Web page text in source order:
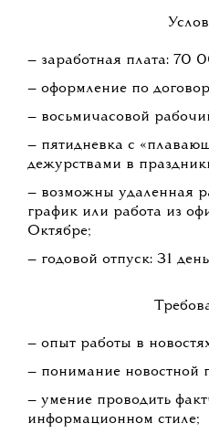
— заработная плата: 70
— оформление по
— восьмичасовой
— пятидневка с
дежурствами в
— возможны удаленная
график или работа из
Октябре;
— годовой отпуск: 31
— опыт работы в
— понимание новостной
— умение проводить
информационном стиле;